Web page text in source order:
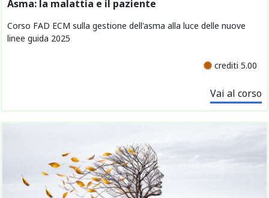
Asma: la malattia e il paziente
Corso FAD ECM sulla gestione dell'asma alla luce delle nuove
linee guida 2025
crediti 5.00
Vai al corso